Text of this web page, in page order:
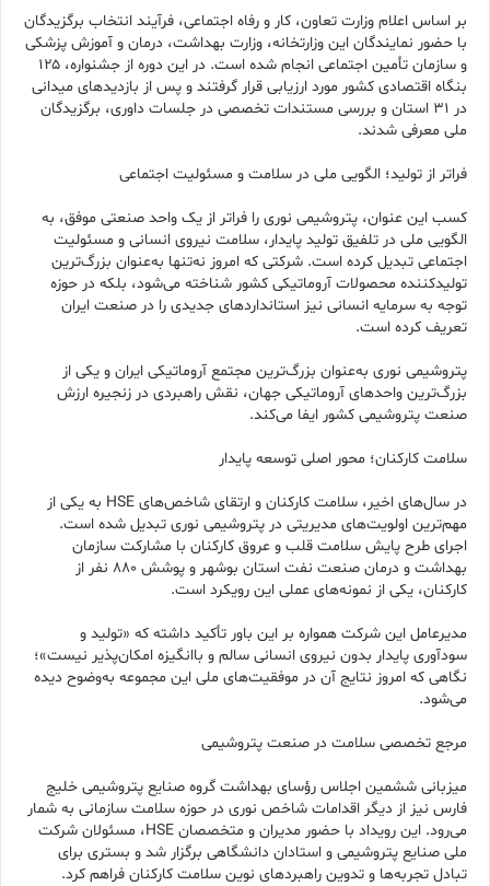
بر اساس اعلام وزارت تعاون، کار و رفاه اجتماعی، فرآیند انتخاب برگزیدگان
با حضور نمایندگان این وزارتخانه، وزارت بهداشت، درمان و آموزش پزشکی
و سازمان تأمین اجتماعی انجام شده است. در این دوره از جشنواره، ۱۲۵
بنگاه اقتصادی کشور مورد ارزیابی قرار گرفتند و پس از بازدیدهای میدانی
در ۳۱ استان و بررسی مستندات تخصصی در جلسات داوری، برگزیدگان
ملی معرفی شدند.
فراتر از تولید؛ الگویی ملی در سلامت و مسئولیت اجتماعی
کسب این عنوان، پتروشیمی نوری را فراتر از یک واحد صنعتی موفق، به
الگویی ملی در تلفیق تولید پایدار، سلامت نیروی انسانی و مسئولیت
اجتماعی تبدیل کرده است. شرکتی که امروز نه‌تنها به‌عنوان بزرگ‌ترین
تولیدکننده محصولات آروماتیکی کشور شناخته می‌شود، بلکه در حوزه
توجه به سرمایه انسانی نیز استانداردهای جدیدی را در صنعت ایران
تعریف کرده است.
پتروشیمی نوری به‌عنوان بزرگ‌ترین مجتمع آروماتیکی ایران و یکی از
بزرگ‌ترین واحدهای آروماتیکی جهان، نقش راهبردی در زنجیره ارزش
صنعت پتروشیمی کشور ایفا می‌کند.
سلامت کارکنان؛ محور اصلی توسعه پایدار
در سال‌های اخیر، سلامت کارکنان و ارتقای شاخص‌های HSE به یکی از
مهم‌ترین اولویت‌های مدیریتی در پتروشیمی نوری تبدیل شده است.
اجرای طرح پایش سلامت قلب و عروق کارکنان با مشارکت سازمان
بهداشت و درمان صنعت نفت استان بوشهر و پوشش ۸۸۰ نفر از
کارکنان، یکی از نمونه‌های عملی این رویکرد است.
مدیرعامل این شرکت همواره بر این باور تأکید داشته که «تولید و
سودآوری پایدار بدون نیروی انسانی سالم و باانگیزه امکان‌پذیر نیست»؛
نگاهی که امروز نتایج آن در موفقیت‌های ملی این مجموعه به‌وضوح دیده
می‌شود.
مرجع تخصصی سلامت در صنعت پتروشیمی
میزبانی ششمین اجلاس رؤسای بهداشت گروه صنایع پتروشیمی خلیج
فارس نیز از دیگر اقدامات شاخص نوری در حوزه سلامت سازمانی به شمار
می‌رود. این رویداد با حضور مدیران و متخصصان HSE، مسئولان شرکت
ملی صنایع پتروشیمی و استادان دانشگاهی برگزار شد و بستری برای
تبادل تجربه‌ها و تدوین راهبردهای نوین سلامت کارکنان فراهم کرد.